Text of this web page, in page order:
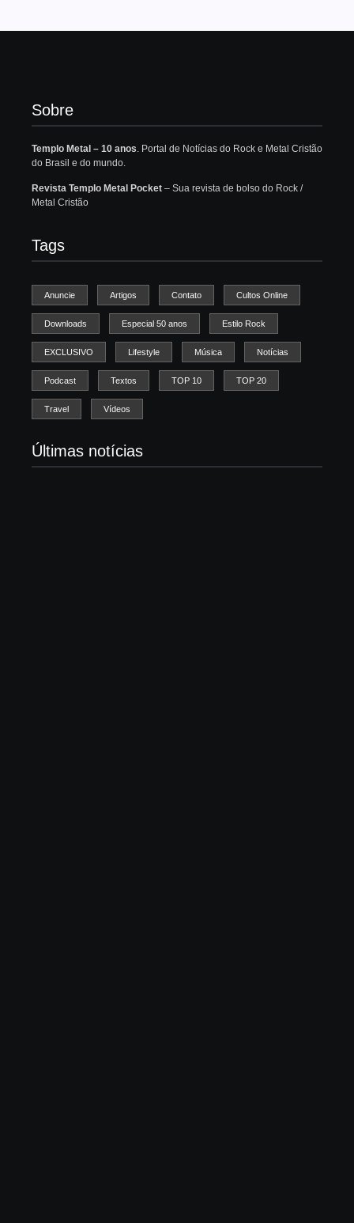
Sobre
Templo Metal – 10 anos. Portal de Notícias do Rock e Metal Cristão
do Brasil e do mundo.
Revista Templo Metal Pocket – Sua revista de bolso do Rock /
Metal Cristão
Tags
Anuncie Artigos Contato Cultos Online
Downloads Especial 50 anos Estilo Rock
EXCLUSIVO Lifestyle Música Notícias
Podcast Textos TOP 10 TOP 20
Travel Vídeos
Últimas notícias